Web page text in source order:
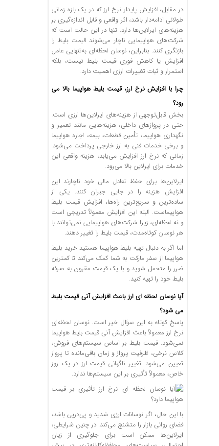
در مقابل، افزایش پایدار نرخ ارز که در یک بازه زمانی
طولانی ادامه‌دار باشد، اثر واقعی و قابل اندازه‌گیری بر
هزینه‌های ایرلاین‌ها دارد. تنها در این حالت است که
شرکت‌های هواپیمایی ناچار می‌شوند قیمت بلیط را
بازنگری کنند. بنابراین، نوسان لحظه‌ای به‌تنهایی عامل
افزایش یا کاهش فوری قیمت بلیط نیست، بلکه
استمرار و ثبات تغییرات ارزی اهمیت دارد.
چرا با افزایش نرخ ارز، قیمت بلیط هواپیما بالا می
‌رود؟
بخش قابل‌توجهی از هزینه‌های ایرلاین‌ها ارزی است.
حتی در پروازهای داخلی، هزینه‌هایی مانند تعمیر و
نگهداری هواپیما، تأمین قطعات، بیمه، اجاره هواپیما
و برخی خدمات فنی به ارز خارجی پرداخت می‌شود.
زمانی که نرخ ارز افزایش می‌یابد، هزینه واقعی این
خدمات برای ایرلاین بالا می‌رود.
ایرلاین‌ها برای حفظ تعادل مالی خود ناچارند این
افزایش هزینه را در جایی جبران کنند. یکی از
ساده‌ترین و سریع‌ترین راه‌ها، افزایش قیمت بلیط
هواپیماست. البته این افزایش معمولاً تدریجی است
و نه لحظه‌ای، زیرا شرکت‌های هواپیمایی نمی‌توانند با
هر نوسان کوتاه‌مدت، قیمت بلیط را تغییر دهند.
اما اگر به دنبال تهیه بلیط هواپیما هستید خرید بلیط
هواپیما از سفر مارکت به شما کمک می‌کند تا کمترین
ضرر را متحمل شوید و با یک قیمت مقرون به صرفه
بلیط خود را تهیه کنید.
آیا نوسان لحظه ‌ای ارز باعث افزایش آنی قیمت بلیط
می ‌شود؟
پاسخ کوتاه به این سؤال خیر است. نوسان لحظه‌ای
نرخ ارز معمولاً باعث افزایش آنی قیمت بلیط هواپیما
نمی‌شود. قیمت بلیط بر اساس سیستم‌های فروش،
کلاس نرخی، ظرفیت پرواز و زمان باقی‌مانده تا پرواز
تعیین می‌شود. تغییر ناگهانی قیمت ارز در یک روز
خاص، معمولاً تأثیری بر این سیستم‌ها ندارد.
با این حال، اگر نوسانات ارزی شدید و پی‌درپی باشد،
فضای روانی بازار را متشنج می‌کند. در چنین شرایطی،
ایرلاین‌ها ممکن است برای جلوگیری از زیان